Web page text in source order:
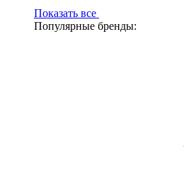
Показать все
Популярные бренды: